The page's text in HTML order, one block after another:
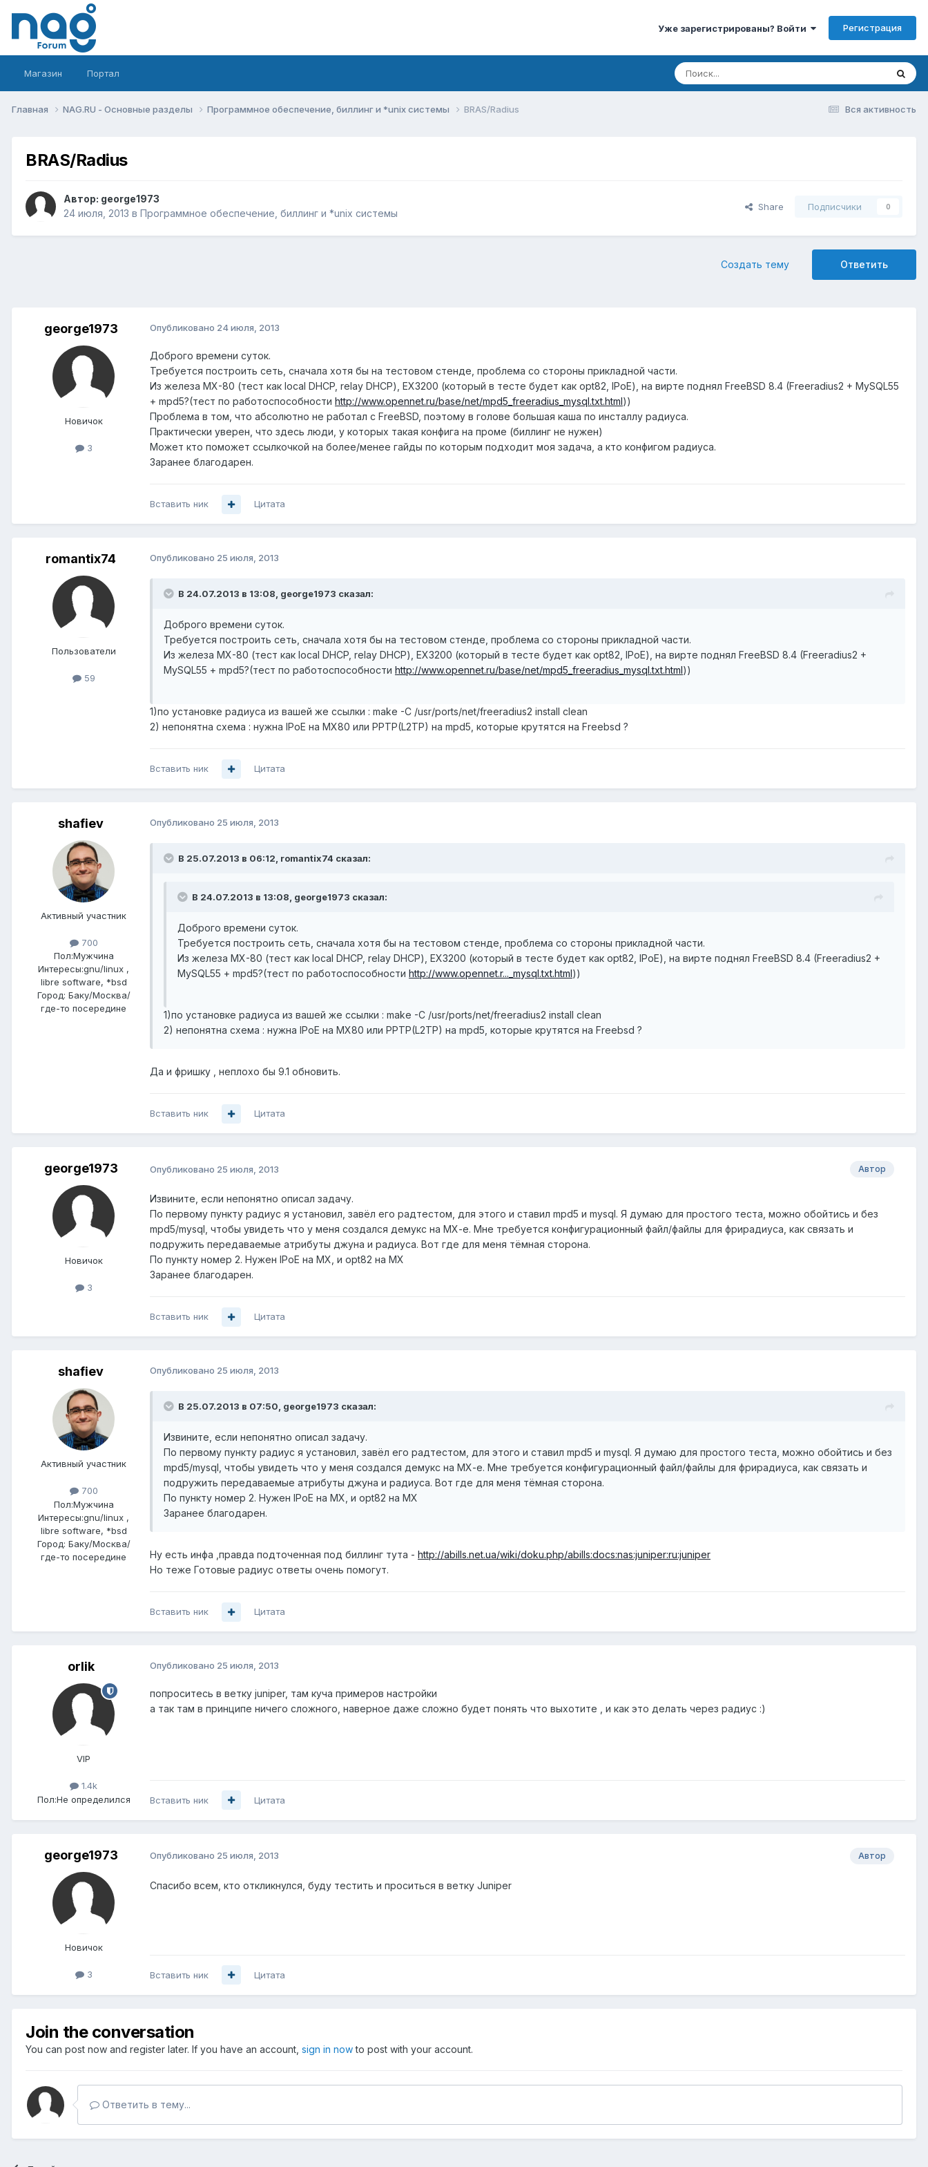
Уже зарегистрированы? Войти Регистрация
Магазин Портал
Вся активность
Главная NAG.RU - Основные разделы Программное обеспечение, биллинг и *unix системы BRAS/Radius
BRAS/Radius
Автор: george1973
24 июля, 2013 в Программное обеспечение, биллинг и *unix системы
Share Подписчики 0
Ответить
Создать тему
george1973
Новичок
3
Опубликовано 24 июля, 2013
Доброго времени суток.
Требуется построить сеть, сначала хотя бы на тестовом стенде, проблема со стороны прикладной части.
Из железа МХ-80 (тест как local DHCP, relay DHCP), ЕХ3200 (который в тесте будет как opt82, IPoE), на вирте поднял FreeBSD 8.4 (Freeradius2 + MySQL55
+ mpd5?(тест по работоспособности http://www.opennet.ru/base/net/mpd5_freeradius_mysql.txt.html))
Проблема в том, что абсолютно не работал с FreeBSD, поэтому в голове большая каша по инсталлу радиуса.
Практически уверен, что здесь люди, у которых такая конфига на проме (биллинг не нужен)
Может кто поможет ссылкочкой на более/менее гайды по которым подходит моя задача, а кто конфигом радиуса.
Заранее благодарен.
Вставить ник Цитата
romantix74
Пользователи
59
Опубликовано 25 июля, 2013
В 24.07.2013 в 13:08, george1973 сказал:
Доброго времени суток.
Требуется построить сеть, сначала хотя бы на тестовом стенде, проблема со стороны прикладной части.
Из железа МХ-80 (тест как local DHCP, relay DHCP), ЕХ3200 (который в тесте будет как opt82, IPoE), на вирте поднял FreeBSD 8.4 (Freeradius2 +
MySQL55 + mpd5?(тест по работоспособности http://www.opennet.ru/base/net/mpd5_freeradius_mysql.txt.html))
1)по установке радиуса из вашей же ссылки : make -C /usr/ports/net/freeradius2 install clean
2) непонятна схема : нужна IPoE на MX80 или PPTP(L2TP) на mpd5, которые крутятся на Freebsd ?
Вставить ник Цитата
shafiev
Активный участник
700
Пол:Мужчина
Интересы:gnu/linux ,
libre software, *bsd
Город: Баку/Москва/
где-то посередине
Опубликовано 25 июля, 2013
В 25.07.2013 в 06:12, romantix74 сказал:
В 24.07.2013 в 13:08, george1973 сказал:
Доброго времени суток.
Требуется построить сеть, сначала хотя бы на тестовом стенде, проблема со стороны прикладной части.
Из железа МХ-80 (тест как local DHCP, relay DHCP), ЕХ3200 (который в тесте будет как opt82, IPoE), на вирте поднял FreeBSD 8.4 (Freeradius2 +
MySQL55 + mpd5?(тест по работоспособности http://www.opennet.r..._mysql.txt.html))
1)по установке радиуса из вашей же ссылки : make -C /usr/ports/net/freeradius2 install clean
2) непонятна схема : нужна IPoE на MX80 или PPTP(L2TP) на mpd5, которые крутятся на Freebsd ?
Да и фришку , неплохо бы 9.1 обновить.
Вставить ник Цитата
george1973
Новичок
3
Автор
Опубликовано 25 июля, 2013
Извините, если непонятно описал задачу.
По первому пункту радиус я установил, завёл его радтестом, для этого и ставил mpd5 и mysql. Я думаю для простого теста, можно обойтись и без
mpd5/mysql, чтобы увидеть что у меня создался демукс на МХ-е. Мне требуется конфигурационный файл/файлы для фрирадиуса, как связать и
подружить передаваемые атрибуты джуна и радиуса. Вот где для меня тёмная сторона.
По пункту номер 2. Нужен IPoE на МХ, и opt82 на МХ
Заранее благодарен.
Вставить ник Цитата
shafiev
Активный участник
700
Пол:Мужчина
Интересы:gnu/linux ,
libre software, *bsd
Город: Баку/Москва/
где-то посередине
Опубликовано 25 июля, 2013
В 25.07.2013 в 07:50, george1973 сказал:
Извините, если непонятно описал задачу.
По первому пункту радиус я установил, завёл его радтестом, для этого и ставил mpd5 и mysql. Я думаю для простого теста, можно обойтись и без
mpd5/mysql, чтобы увидеть что у меня создался демукс на МХ-е. Мне требуется конфигурационный файл/файлы для фрирадиуса, как связать и
подружить передаваемые атрибуты джуна и радиуса. Вот где для меня тёмная сторона.
По пункту номер 2. Нужен IPoE на МХ, и opt82 на МХ
Заранее благодарен.
Ну есть инфа ,правда подточенная под биллинг тута - http://abills.net.ua/wiki/doku.php/abills:docs:nas:juniper:ru:juniper
Но теже Готовые радиус ответы очень помогут.
Вставить ник Цитата
orlik
VIP
1.4k
Пол:Не определился
Опубликовано 25 июля, 2013
попроситесь в ветку juniper, там куча примеров настройки
а так там в принципе ничего сложного, наверное даже сложно будет понять что выхотите , и как это делать через радиус :)
Вставить ник Цитата
george1973
Новичок
3
Автор
Опубликовано 25 июля, 2013
Спасибо всем, кто откликнулся, буду тестить и проситься в ветку Juniper
Вставить ник Цитата
Join the conversation
You can post now and register later. If you have an account, sign in nowto post with your account.
Ответить в тему...